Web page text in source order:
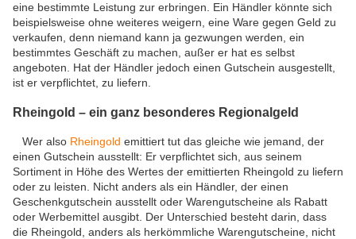
eine bestimmte Leistung zur erbringen. Ein Händler könnte sich
beispielsweise ohne weiteres weigern, eine Ware gegen Geld zu
verkaufen, denn niemand kann ja gezwungen werden, ein
bestimmtes Geschäft zu machen, außer er hat es selbst
angeboten. Hat der Händler jedoch einen Gutschein ausgestellt,
ist er verpflichtet, zu liefern.
Rheingold – ein ganz besonderes Regionalgeld
Wer also Rheingold emittiert tut das gleiche wie jemand, der
einen Gutschein ausstellt: Er verpflichtet sich, aus seinem
Sortiment in Höhe des Wertes der emittierten Rheingold zu liefern
oder zu leisten. Nicht anders als ein Händler, der einen
Geschenkgutschein ausstellt oder Warengutscheine als Rabatt
oder Werbemittel ausgibt. Der Unterschied besteht darin, dass
die Rheingold, anders als herkömmliche Warengutscheine, nicht